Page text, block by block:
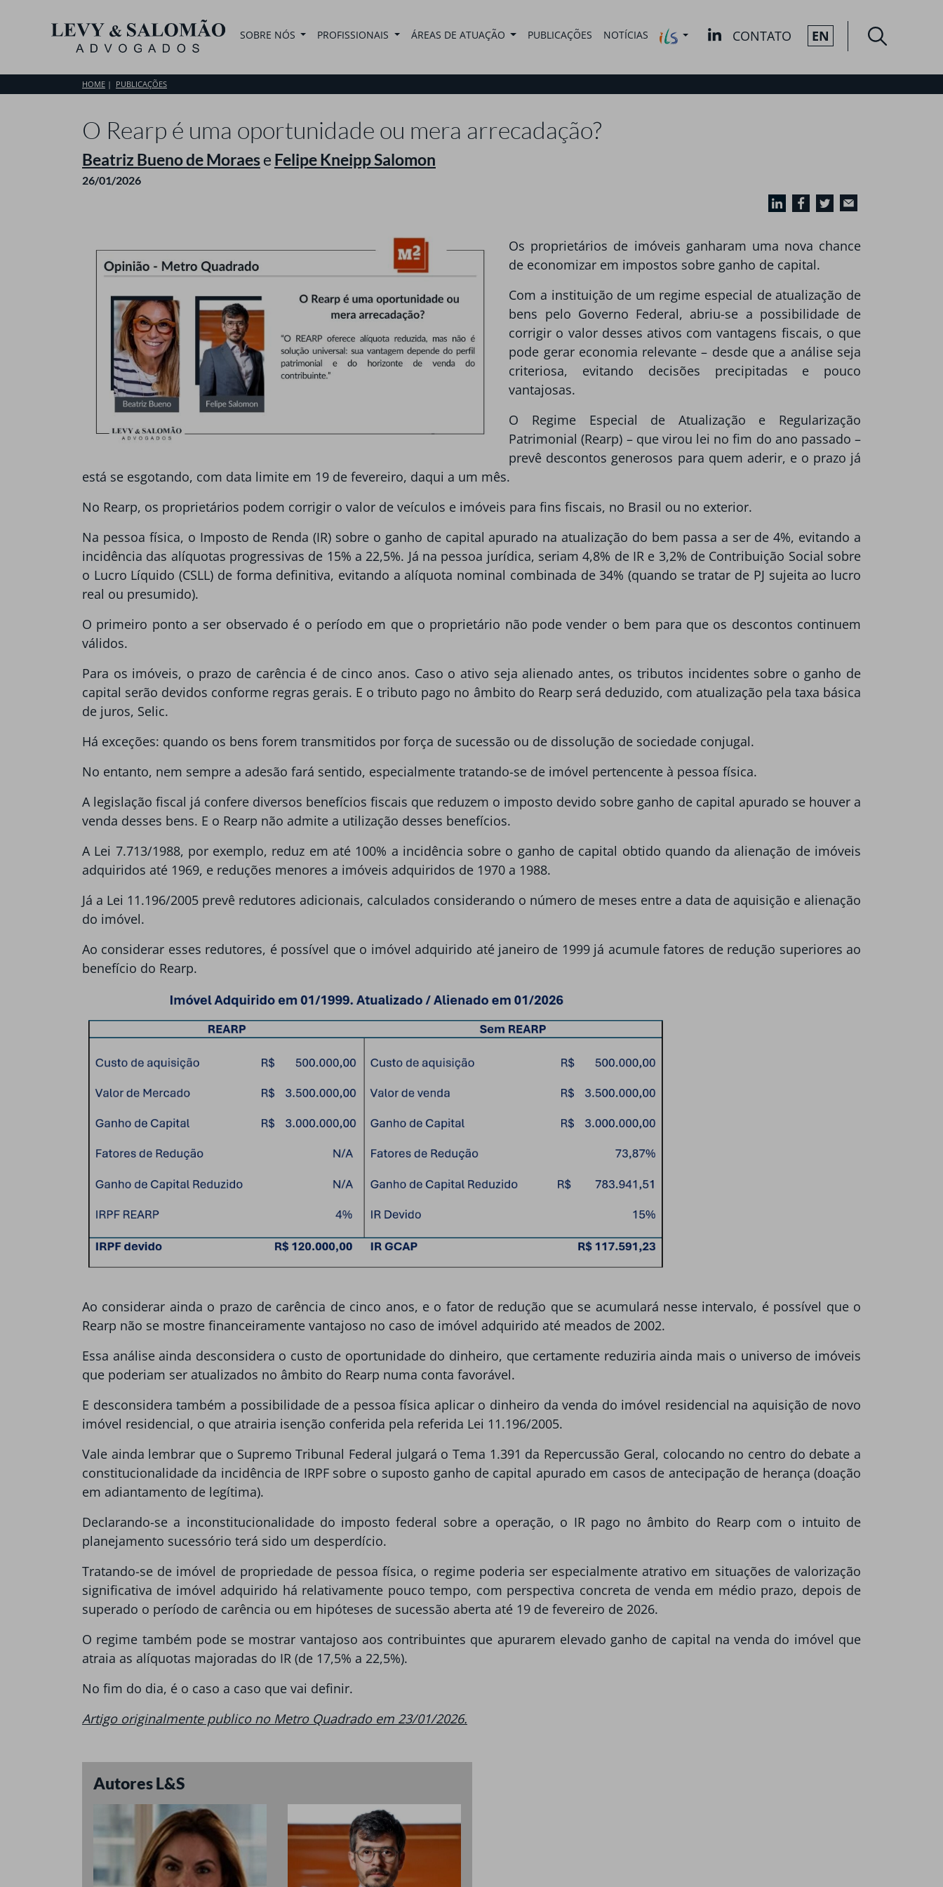
SOBRE NÓS PROFISSIONAIS ÁREAS DE ATUAÇÃO PUBLICAÇÕES NOTÍCIAS CONTATO EN
HOME PUBLICAÇÕES
O Rearp é uma oportunidade ou mera arrecadação?
Beatriz Bueno de Moraese Felipe Kneipp Salomon
26/01/2026
Os proprietários de imóveis ganharam uma nova chance
de economizar em impostos sobre ganho de capital.
Com a instituição de um regime especial de atualização de
bens pelo Governo Federal, abriu-se a possibilidade de
corrigir o valor desses ativos com vantagens fiscais, o que
pode gerar economia relevante – desde que a análise seja
criteriosa, evitando decisões precipitadas e pouco
vantajosas.
O Regime Especial de Atualização e Regularização
Patrimonial (Rearp) – que virou lei no fim do ano passado –
prevê descontos generosos para quem aderir, e o prazo já
está se esgotando, com data limite em 19 de fevereiro, daqui a um mês.
No Rearp, os proprietários podem corrigir o valor de veículos e imóveis para fins fiscais, no Brasil ou no exterior.
Na pessoa física, o Imposto de Renda (IR) sobre o ganho de capital apurado na atualização do bem passa a ser de 4%, evitando a
incidência das alíquotas progressivas de 15% a 22,5%. Já na pessoa jurídica, seriam 4,8% de IR e 3,2% de Contribuição Social sobre
o Lucro Líquido (CSLL) de forma definitiva, evitando a alíquota nominal combinada de 34% (quando se tratar de PJ sujeita ao lucro
real ou presumido).
O primeiro ponto a ser observado é o período em que o proprietário não pode vender o bem para que os descontos continuem
válidos.
Para os imóveis, o prazo de carência é de cinco anos. Caso o ativo seja alienado antes, os tributos incidentes sobre o ganho de
capital serão devidos conforme regras gerais. E o tributo pago no âmbito do Rearp será deduzido, com atualização pela taxa básica
de juros, Selic.
Há exceções: quando os bens forem transmitidos por força de sucessão ou de dissolução de sociedade conjugal.
No entanto, nem sempre a adesão fará sentido, especialmente tratando-se de imóvel pertencente à pessoa física.
A legislação fiscal já confere diversos benefícios fiscais que reduzem o imposto devido sobre ganho de capital apurado se houver a
venda desses bens. E o Rearp não admite a utilização desses benefícios.
A Lei 7.713/1988, por exemplo, reduz em até 100% a incidência sobre o ganho de capital obtido quando da alienação de imóveis
adquiridos até 1969, e reduções menores a imóveis adquiridos de 1970 a 1988.
Já a Lei 11.196/2005 prevê redutores adicionais, calculados considerando o número de meses entre a data de aquisição e alienação
do imóvel.
Ao considerar esses redutores, é possível que o imóvel adquirido até janeiro de 1999 já acumule fatores de redução superiores ao
benefício do Rearp.
Ao considerar ainda o prazo de carência de cinco anos, e o fator de redução que se acumulará nesse intervalo, é possível que o
Rearp não se mostre financeiramente vantajoso no caso de imóvel adquirido até meados de 2002.
Essa análise ainda desconsidera o custo de oportunidade do dinheiro, que certamente reduziria ainda mais o universo de imóveis
que poderiam ser atualizados no âmbito do Rearp numa conta favorável.
E desconsidera também a possibilidade de a pessoa física aplicar o dinheiro da venda do imóvel residencial na aquisição de novo
imóvel residencial, o que atrairia isenção conferida pela referida Lei 11.196/2005.
Vale ainda lembrar que o Supremo Tribunal Federal julgará o Tema 1.391 da Repercussão Geral, colocando no centro do debate a
constitucionalidade da incidência de IRPF sobre o suposto ganho de capital apurado em casos de antecipação de herança (doação
em adiantamento de legítima).
Declarando-se a inconstitucionalidade do imposto federal sobre a operação, o IR pago no âmbito do Rearp com o intuito de
planejamento sucessório terá sido um desperdício.
Tratando-se de imóvel de propriedade de pessoa física, o regime poderia ser especialmente atrativo em situações de valorização
significativa de imóvel adquirido há relativamente pouco tempo, com perspectiva concreta de venda em médio prazo, depois de
superado o período de carência ou em hipóteses de sucessão aberta até 19 de fevereiro de 2026.
O regime também pode se mostrar vantajoso aos contribuintes que apurarem elevado ganho de capital na venda do imóvel que
atraia as alíquotas majoradas do IR (de 17,5% a 22,5%).
No fim do dia, é o caso a caso que vai definir.
Artigo originalmente publico no Metro Quadrado em 23/01/2026.
Autores L&S